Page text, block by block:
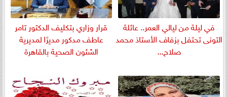
في ليلة من ليالي العمر.. عائلة
التونى تحتفل بزفاف الأستاذ محمد
صلاح...
قرار وزاري بتكليف الدكتور تامر
عاطف مدكور مديرًا لمديرية
الشئون الصحية بالقاهرة